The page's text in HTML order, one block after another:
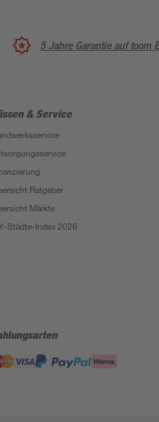
5 Jahre Garantie auf toom
& Service
Ratgeber
Märkte
Städte-Index 2026